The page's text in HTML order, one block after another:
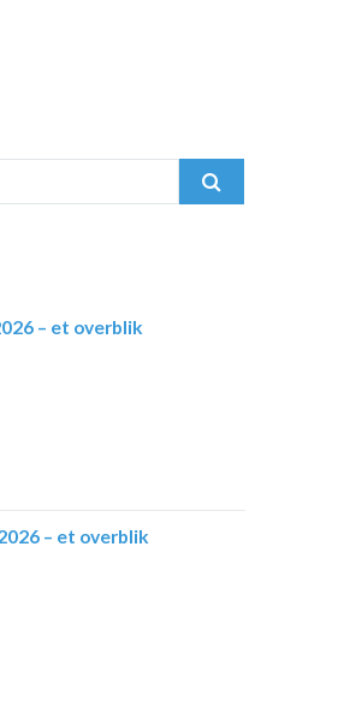
– et overblik
– et overblik